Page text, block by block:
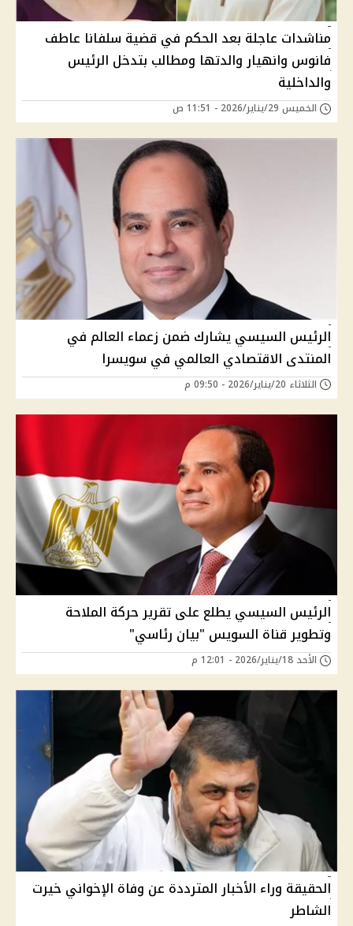
مناشدات عاجلة بعد الحكم في قضية سلفانا عاطف
فانوس وانهيار والدتها ومطالب بتدخل الرئيس
والداخلية
الخميس 29/يناير/2026 - 11:51 ص
الرئيس السيسي يشارك ضمن زعماء العالم في
المنتدى الاقتصادي العالمي في سويسرا
الثلاثاء 20/يناير/2026 - 09:50 م
الرئيس السيسي يطلع على تقرير حركة الملاحة
وتطوير قناة السويس "بيان رئاسي"
الأحد 18/يناير/2026 - 12:01 م
الحقيقة وراء الأخبار المترددة عن وفاة الإخواني خيرت
الشاطر